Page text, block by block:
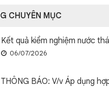
CHUYÊN MỤC
Kết quả kiểm nghiệm nước
06/07/2026
THÔNG BÁO: V/v Áp dụng